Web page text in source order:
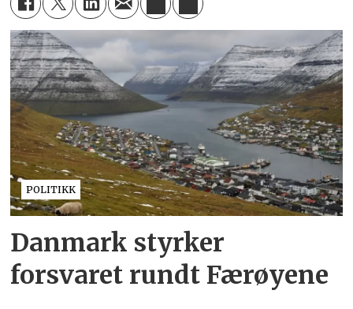
POLITIKK
Danmark styrker
forsvaret rundt Færøyene